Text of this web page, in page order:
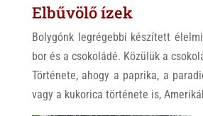
Elbűvölő ízek
Bolygónk legrégebbi készített
bor és a csokoládé. Közülük a
Története, ahogy a paprika, a
vagy a kukorica története is,